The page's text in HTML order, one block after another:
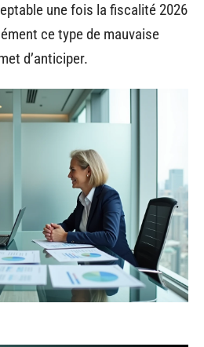
une fois la fiscalité 2026
ce type de mauvaise
d’anticiper.